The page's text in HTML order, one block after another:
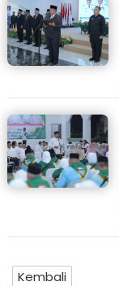
Kembali